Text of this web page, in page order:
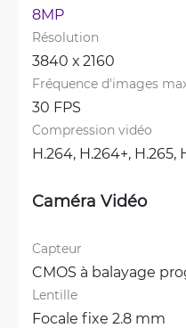
8MP
Résolution
3840 х 2160
Fréquence d'images
30 FPS
Compression vidéo
H.264, H.264+, H.265,
Caméra Vidéo
Capteur
CMOS à balayage
Lentille
Focale fixe 2.8 mm